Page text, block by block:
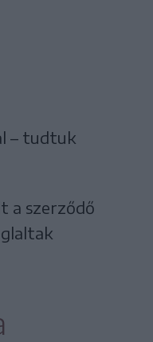
– tudtuk
a szerződő